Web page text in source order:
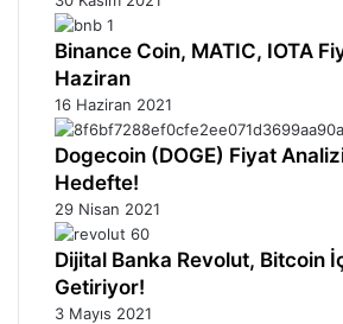
Binance Coin, MATIC, IOTA
Haziran
16 Haziran 2021
Dogecoin (DOGE) Fiyat
Hedefte!
29 Nisan 2021
Dijital Banka Revolut, Bitcoin
Getiriyor!
3 Mayıs 2021